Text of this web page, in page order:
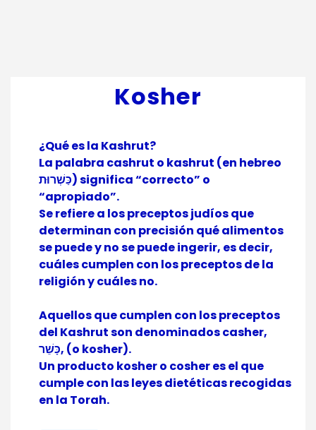
Kosher
¿Qué es la Kashrut?
La palabra cashrut o kashrut (en hebreo
כַּשְׁרוּת) significa “correcto” o
“apropiado”.
Se refiere a los preceptos judíos que
determinan con precisión qué alimentos
se puede y no se puede ingerir, es decir,
cuáles cumplen con los preceptos de la
religión y cuáles no.
Aquellos que cumplen con los preceptos
del Kashrut son denominados casher,
כָּשֵׁר, (o kosher).
Un producto kosher o cosher es el que
cumple con las leyes dietéticas recogidas
en la Torah.